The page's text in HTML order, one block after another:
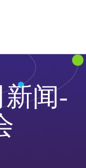
闻-